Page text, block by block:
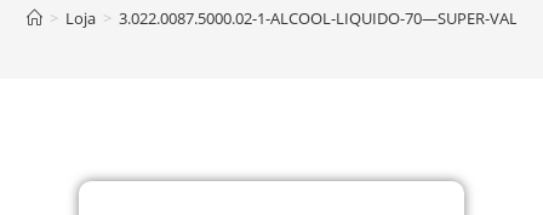
> Loja > 3.022.0087.5000.02-1-ALCOOL-LIQUIDO-70—SUPER-VALE-